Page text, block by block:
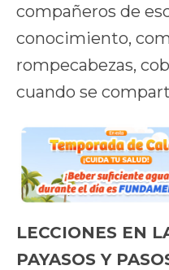
compañeros de
conocimiento,
rompecabezas,
cuando se
LECCIONES EN
PAYASOS Y